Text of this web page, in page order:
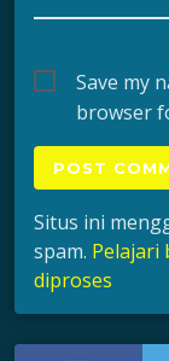
Save my
browser
Situs ini
spam. Pelajari
diproses